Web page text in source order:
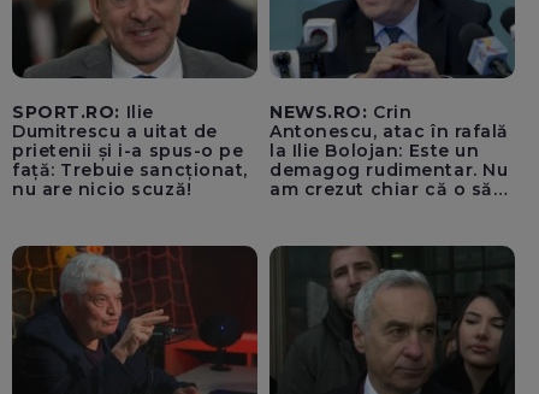
SPORT.RO: Ilie
Dumitrescu a uitat de
prietenii și i-a spus-o pe
față: Trebuie sancționat,
nu are nicio scuză!
NEWS.RO: Crin
Antonescu, atac în rafală
la Ilie Bolojan: Este un
demagog rudimentar. Nu
am crezut chiar că o să
Sighiartău, primarul de la
Reșița și Florin Roman